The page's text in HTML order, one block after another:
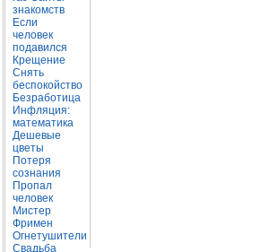
знакомств
Если
человек
подавился
Крещение
Снять
беспокойство
Безработица
Инфляция:
математика
Дешевые
цветы
Потеря
сознания
Пропал
человек
Мистер
Фримен
Огнетушители
Свадьба